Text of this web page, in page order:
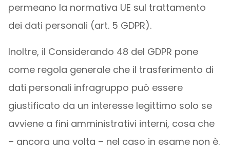
permeano la normativa UE sul trattamento
dei dati personali (art. 5 GDPR).
Inoltre, il Considerando 48 del GDPR pone
come regola generale che il trasferimento di
dati personali infragruppo può essere
giustificato da un interesse legittimo solo se
avviene a fini amministrativi interni, cosa che
– ancora una volta – nel caso in esame non è.